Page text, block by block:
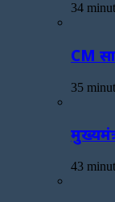
34
CM
35
43